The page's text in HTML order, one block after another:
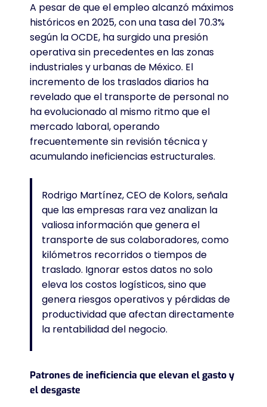
A pesar de que el empleo alcanzó máximos
históricos en 2025, con una tasa del 70.3%
según la OCDE, ha surgido una presión
operativa sin precedentes en las zonas
industriales y urbanas de México. El
incremento de los traslados diarios ha
revelado que el transporte de personal no
ha evolucionado al mismo ritmo que el
mercado laboral, operando
frecuentemente sin revisión técnica y
acumulando ineficiencias estructurales.
Rodrigo Martínez, CEO de Kolors, señala
que las empresas rara vez analizan la
valiosa información que genera el
transporte de sus colaboradores, como
kilómetros recorridos o tiempos de
traslado. Ignorar estos datos no solo
eleva los costos logísticos, sino que
genera riesgos operativos y pérdidas de
productividad que afectan directamente
la rentabilidad del negocio.
Patrones de ineficiencia que elevan el gasto y
el desgaste